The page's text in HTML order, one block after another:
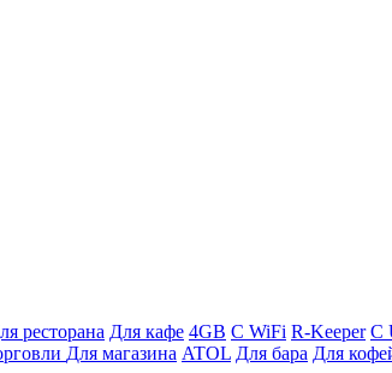
ресторана Для кафе 4GB С WiFi R-Keeper С
Для магазина ATOL Для бара Для